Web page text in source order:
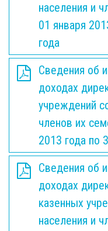
населения и
01 января
года
Сведения об
доходах
учреждений
членов их
2013 года по
Сведения об
доходах
казенных
населения и